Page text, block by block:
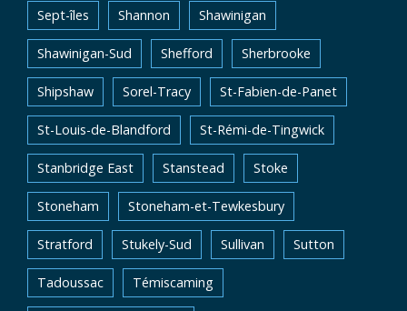
Sept-îles Shannon Shawinigan
Shawinigan-Sud Shefford Sherbrooke
Shipshaw Sorel-Tracy St-Fabien-de-Panet
St-Louis-de-Blandford St-Rémi-de-Tingwick
Stanbridge East Stanstead Stoke
Stoneham Stoneham-et-Tewkesbury
Stratford Stukely-Sud Sullivan Sutton
Tadoussac Témiscaming